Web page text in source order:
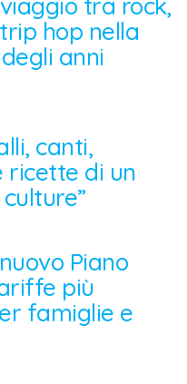
hop nella
anni
canti,
ricette di un
Piano
più
famiglie e